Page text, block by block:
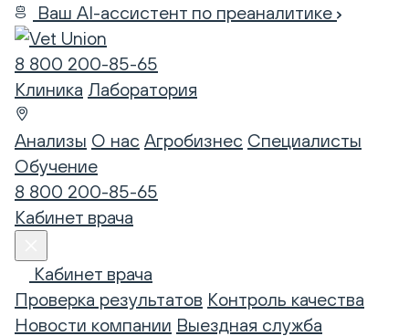
Ваш AI-ассистент по преаналитике
8 800 200-85-65
Клиника Лаборатория
Анализы О нас Агробизнес Специалисты
Обучение
8 800 200-85-65
Кабинет врача
Кабинет врача
Проверка результатов Контроль качества
Новости компании Выездная служба